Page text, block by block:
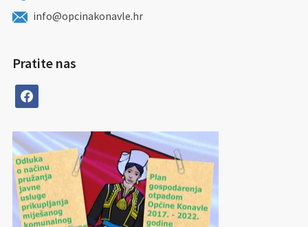
info@opcinakonavle.hr
Pratite nas
facebook